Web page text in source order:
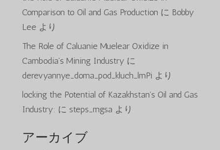
Comparison to Oil and Gas Production に Bobby
Lee より
The Role of Caluanie Muelear Oxidize in
Cambodia’s Mining Industryに
derevyannye_doma_pod_kluch_lmPi より
locking the Potential of Kazakhstan’s Oil and Gas
Industry: に steps_mgsa より
アーカイブ